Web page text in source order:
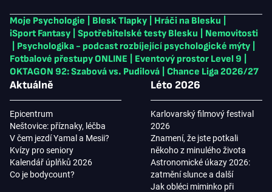
Moje Psychologie Blesk Tlapky Hráči na Blesku
iSport Fantasy
Spotřebitelské testy Blesku
Nemovitosti
Psychologika - podcast rozbíjející psychologické mýty
Fotbalové přestupy ONLINE
Eventový prostor Level 9
OKTAGON 92: Szabová vs. Pudilová
Chance Liga 2026/27
Aktuálně
Epicentrum
Neštovice: příznaky, léčba
V čem jezdí Yamal a Mesii?
Kvízy pro seniory
Kalendář úplňků 2026
Co je bodycount?
Léto 2026
Karlovarský filmový festival
2026
Znamení, že jste potkali
někoho z minulého života
Astronomické úkazy 2026:
zatmění slunce a další
Jak obléci miminko při